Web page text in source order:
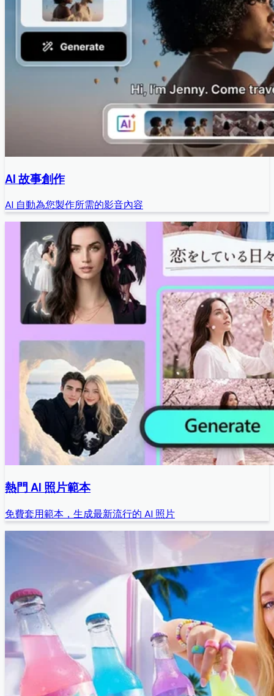
AI 故事創作
AI 自動為您製作所需的影音內容
熱門 AI 照片範本
免費套用範本，生成最新流行的 AI 照片